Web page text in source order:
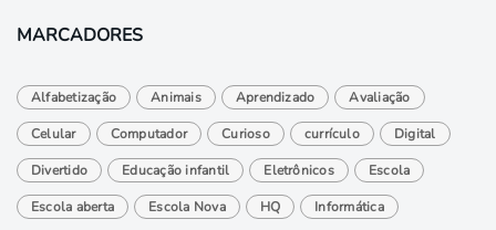
MARCADORES
Alfabetização Animais Aprendizado Avaliação
Celular Computador Curioso currículo Digital
Divertido Educação infantil Eletrônicos Escola
Escola aberta Escola Nova HQ Informática